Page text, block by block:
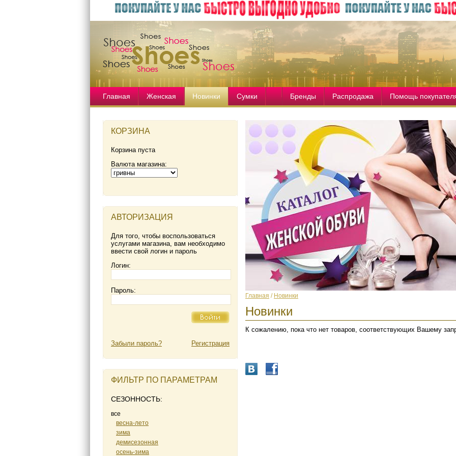
Главная Женская Новинки Сумки Бренды Распродажа Помощь
КОРЗИНА
Корзина пуста
Валюта магазина:
АВТОРИЗАЦИЯ
Для того, чтобы воспользоваться
услугами магазина, вам необходимо
ввести свой логин и пароль
Логин:
Пароль:
Забыли пароль? Регистрация
ФИЛЬТР ПО ПАРАМЕТРАМ
СЕЗОННОСТЬ:
все
весна-лето
зима
демисезонная
осень-зима
Главная / Новинки
Новинки
К сожалению, пока что нет товаров, соответствующих Вашему